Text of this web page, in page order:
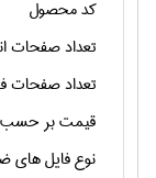
کد محصول
تعداد صفحات
تعداد صفحات
قیمت بر حسب
نوع فایل های